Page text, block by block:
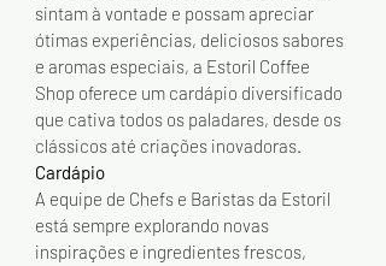
sintam à vontade e possam apreciar
ótimas experiências, deliciosos sabores
e aromas especiais, a Estoril Coffee
Shop oferece um cardápio diversificado
que cativa todos os paladares, desde os
clássicos até criações inovadoras.
Cardápio
A equipe de Chefs e Baristas da Estoril
está sempre explorando novas
inspirações e ingredientes frescos,